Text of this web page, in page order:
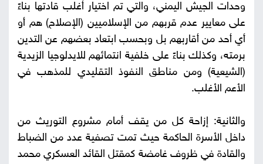
وحدات الجيش اليمني، والتي تم اختيار أغلب قادتها بناءً
على معايير عدم قربهم من الإسلاميين (الإصلاح) هم أو
أي أحد من أقاربهم بل وبحسب ابتعاد بعضهم عن التدين
برمته، وكذلك بناءً على خلفية انتمائهم للايدلوجيا الزيدية
(الشيعية) ومن مناطق النفوذ التقليدي للمذهب في
الأعم الأغلب.
والثانية: إزاحة كل من يقف أمام مشروع التوريث من
داخل الأسرة الحاكمة حيث تمت تصفية عدد من الضباط
والقادة في ظروف غامضة كمقتل القائد العسكري محمد